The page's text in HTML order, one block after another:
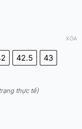
42.5
43
thực tế)
XÓA
10] số lượng